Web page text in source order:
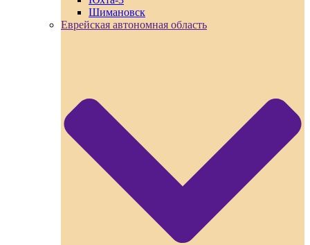
Шимановск
Еврейская автономная область